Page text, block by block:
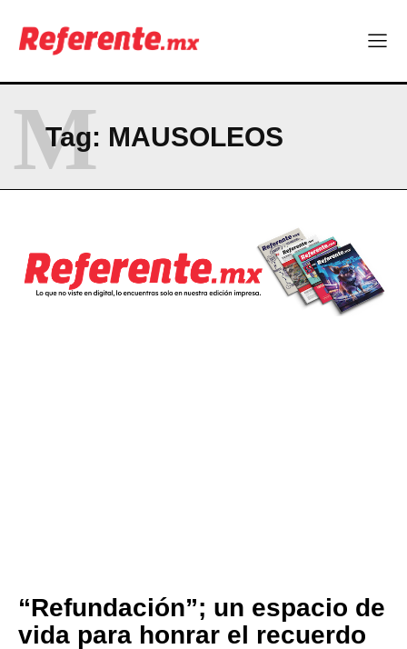
El proyecto que cambió al mundo sin proponérselo: cómo
Linux nació como un hobby y hoy mueve la tecnología global
¿Y si el futuro industrial de Chihuahua estuviera en el aire?
Los 40 ya no son la mitad de la vida: son el nuevo punto de
partida
ABOUT
CONTACT
Tag: MAUSOLEOS
M
“Refundación”; un espacio de
vida para honrar el recuerdo